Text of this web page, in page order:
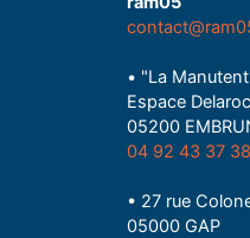
• "La
Espace
05200
04 92 43 37 38
• 27 rue
05000 GAP